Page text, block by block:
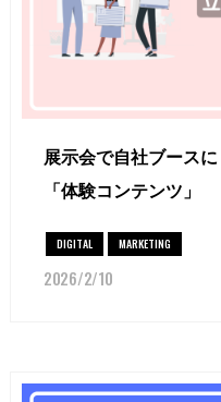
展示会で自社ブース
「体験コンテンツ」
DIGITAL MARKETING
2026/2/10